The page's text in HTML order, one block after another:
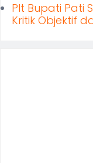
Plt Bupati Pati
Kritik Objektif